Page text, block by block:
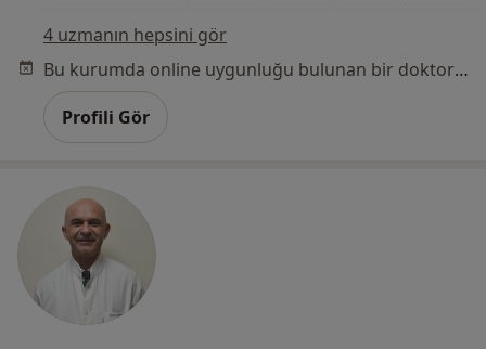
4 uzmanın hepsini gör
Bu kurumda online uygunluğu bulunan bir doktor veya uzman bulunamadı
Profili Gör